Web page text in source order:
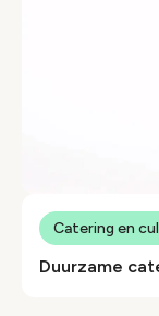
Duurzame
Catering en